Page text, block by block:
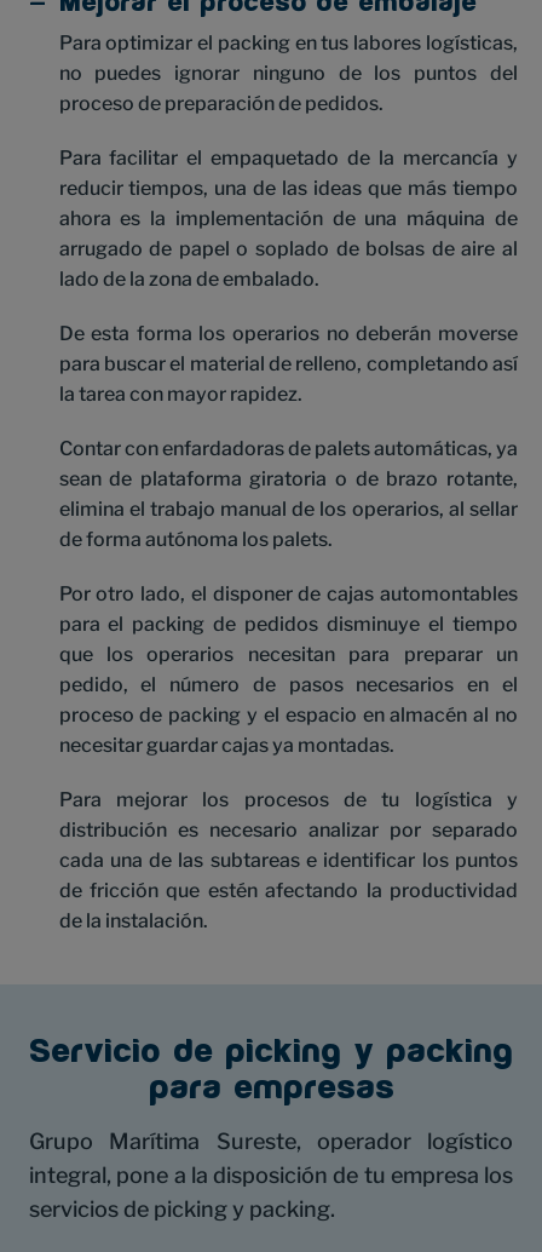
Para optimizar el packing en tus labores logísticas,
no puedes ignorar ninguno de los puntos del
proceso de preparación de pedidos.
Para facilitar el empaquetado de la mercancía y
reducir tiempos, una de las ideas que más tiempo
ahora es la implementación de una máquina de
arrugado de papel o soplado de bolsas de aire al
lado de la zona de embalado.
De esta forma los operarios no deberán moverse
para buscar el material de relleno, completando así
la tarea con mayor rapidez.
Contar con enfardadoras de palets automáticas, ya
sean de plataforma giratoria o de brazo rotante,
elimina el trabajo manual de los operarios, al sellar
de forma autónoma los palets.
Por otro lado, el disponer de cajas automontables
para el packing de pedidos disminuye el tiempo
que los operarios necesitan para preparar un
pedido, el número de pasos necesarios en el
proceso de packing y el espacio en almacén al no
necesitar guardar cajas ya montadas.
Para mejorar los procesos de tu logística y
distribución es necesario analizar por separado
cada una de las subtareas e identificar los puntos
de fricción que estén afectando la productividad
de la instalación.
Servicio de picking y packing
para empresas
Grupo Marítima Sureste, operador logístico
integral, pone a la disposición de tu empresa los
servicios de picking y packing.